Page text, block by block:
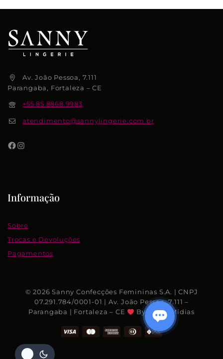
Av. João Pessoa, 7.111
Parangaba, Fortaleza – CE
+55 85 8868.9983
atendimento@sannylingerie.com.br
Informação
Sobre
Trocas e Devoluções
Pagamentos
© 2026 Sanny Confecções Femininas S.A. | CNPJ
07.291.784/0001-01 | Av. João Pessoa, 7.111 –
Parangaba | Fortaleza – CE
By Rhino Mídias